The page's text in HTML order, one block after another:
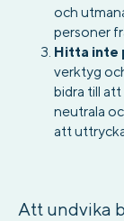
och
personer
Hitta inte
verktyg
bidra till
neutrala
att
Att undvika